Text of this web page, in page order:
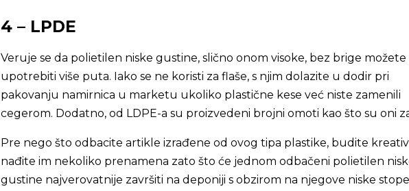
4 – LPDE
Veruje se da polietilen niske gustine, slično onom visoke, bez brige možete
upotrebiti više puta. Iako se ne koristi za flaše, s njim dolazite u dodir pri
pakovanju namirnica u marketu ukoliko plastične kese već niste zamenili
cegerom. Dodatno, od LDPE-a su proizvedeni brojni omoti kao što su oni
Pre nego što odbacite artikle izrađene od ovog tipa plastike, budite
nađite im nekoliko prenamena zato što će jednom odbačeni polietilen
gustine najverovatnije završiti na deponiji s obzirom na njegove niske stope